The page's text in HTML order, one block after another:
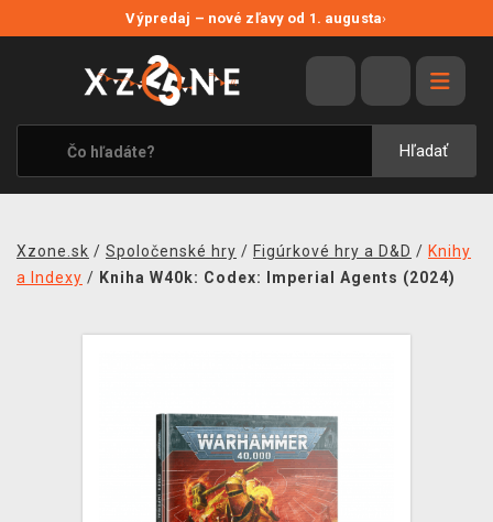
Výpredaj – nové zľavy od 1. augusta›
Hľadať
VÝPREDAJ
VIDEOHRY
XZONE ORIGINALS
TEMATIKY
MERCHANDISE
Xzone.sk / Spoločenské hry / Figúrkové hry a D&D / Knihy
a Indexy / Kniha W40k: Codex: Imperial Agents (2024)